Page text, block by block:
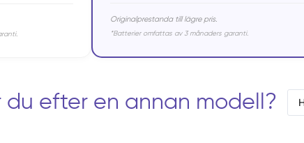
Originalprestanda till lägre pris.
*Batterier omfattas av 3 månaders garanti.
du efter en annan modell?